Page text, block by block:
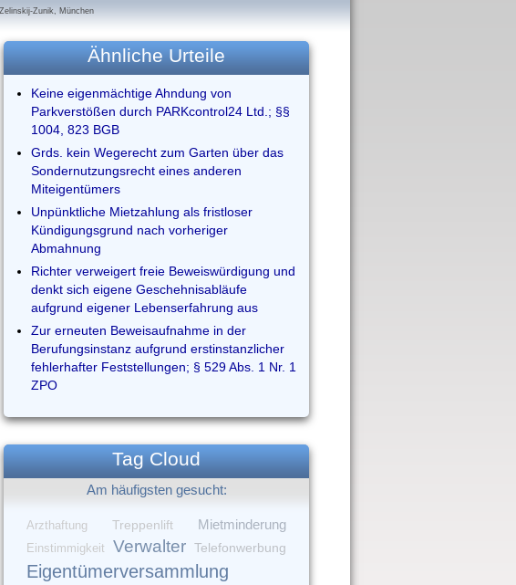
Zunik, München
Ähnliche Urteile
Keine eigenmächtige Ahndung von
Parkverstößen durch PARKcontrol24 Ltd.; §§
1004, 823 BGB
Grds. kein Wegerecht zum Garten über das
Sondernutzungsrecht eines anderen
Miteigentümers
Unpünktliche Mietzahlung als fristloser
Kündigungsgrund nach vorheriger
Abmahnung
Richter verweigert freie Beweiswürdigung und
denkt sich eigene Geschehnisabläufe
aufgrund eigener Lebenserfahrung aus
Zur erneuten Beweisaufnahme in der
Berufungsinstanz aufgrund erstinstanzlicher
fehlerhafter Feststellungen; § 529 Abs. 1 Nr. 1
ZPO
Tag Cloud
Am häufigsten gesucht:
Arzthaftung Treppenlift Mietminderung
Einstimmigkeit Verwalter Telefonwerbung
Eigentümerversammlung